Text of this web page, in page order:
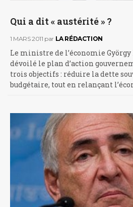
Qui a dit « austérité » ?
1 MARS 2011 par LA RÉDACTION
Le ministre de l’économie
dévoilé le plan d’action
trois objectifs : réduire la dette
budgétaire, tout en relançant